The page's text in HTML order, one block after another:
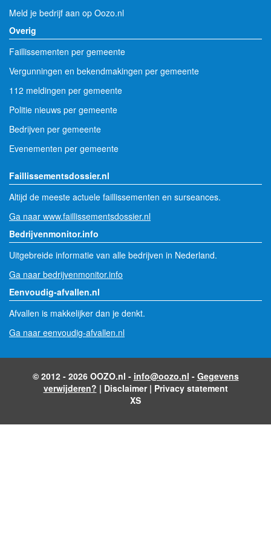
Meld je bedrijf aan op Oozo.nl
Overig
Faillissementen per gemeente
Vergunningen en bekendmakingen per gemeente
112 meldingen per gemeente
Politie nieuws per gemeente
Bedrijven per gemeente
Evenementen per gemeente
Faillissementsdossier.nl
Altijd de meeste actuele faillissementen en surseances.
Ga naar www.faillissementsdossier.nl
Bedrijvenmonitor.info
Uitgebreide informatie van alle bedrijven in Nederland.
Ga naar bedrijvenmonitor.info
Eenvoudig-afvallen.nl
Afvallen is makkelijker dan je denkt.
Ga naar eenvoudig-afvallen.nl
© 2012 - 2026 OOZO.nl - info@oozo.nl - Gegevens
verwijderen? | Disclaimer| Privacy statement
XS